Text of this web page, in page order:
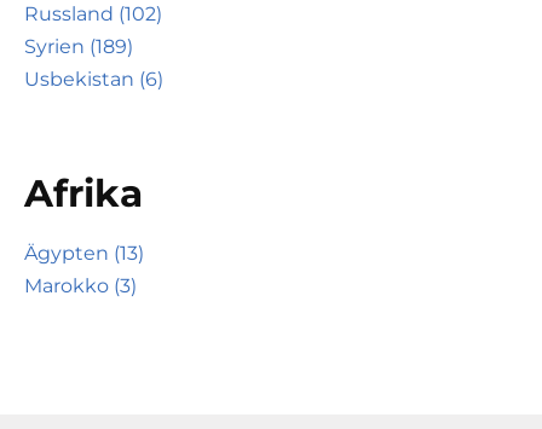
Russland (102)
Syrien (189)
Usbekistan (6)
Afrika
Ägypten (13)
Marokko (3)